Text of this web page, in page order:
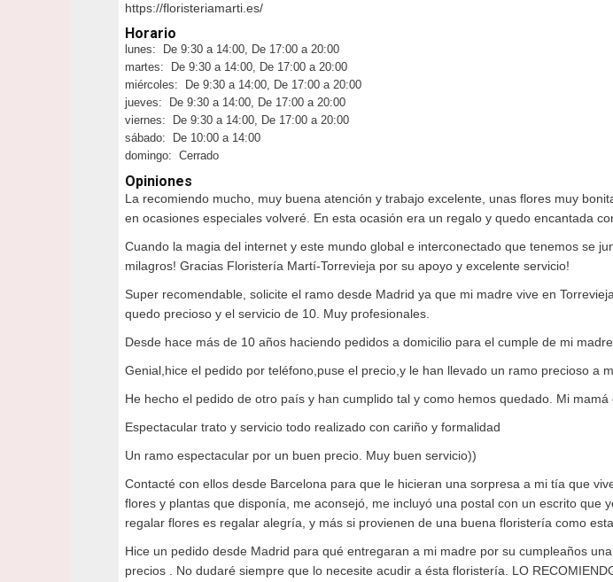
https://floristeriamarti.es/
Horario
lunes: De 9:30 a 14:00, De 17:00 a 20:00
martes: De 9:30 a 14:00, De 17:00 a 20:00
miércoles: De 9:30 a 14:00, De 17:00 a 20:00
jueves: De 9:30 a 14:00, De 17:00 a 20:00
viernes: De 9:30 a 14:00, De 17:00 a 20:00
sábado: De 10:00 a 14:00
domingo: Cerrado
Opiniones
La recomiendo mucho, muy buena atención y trabajo excelente, unas flores muy
en ocasiones especiales volveré. En esta ocasión era un regalo y quedo encantada
Cuando la magia del internet y este mundo global e interconectado que tenemos se
milagros! Gracias Floristería Martí-Torrevieja por su apoyo y excelente servicio!
Super recomendable, solicite el ramo desde Madrid ya que mi madre vive en
quedo precioso y el servicio de 10. Muy profesionales.
Desde hace más de 10 años haciendo pedidos a domicilio para el cumple de mi
Genial,hice el pedido por teléfono,puse el precio,y le han llevado un ramo precioso a
He hecho el pedido de otro país y han cumplido tal y como hemos quedado. Mi
Espectacular trato y servicio todo realizado con cariño y formalidad
Un ramo espectacular por un buen precio. Muy buen servicio))
Contacté con ellos desde Barcelona para que le hicieran una sorpresa a mi tía que
flores y plantas que disponía, me aconsejó, me incluyó una postal con un escrito que
regalar flores es regalar alegría, y más si provienen de una buena floristería como
Hice un pedido desde Madrid para qué entregaran a mi madre por su cumpleaños
precios . No dudaré siempre que lo necesite acudir a ésta floristería. LO